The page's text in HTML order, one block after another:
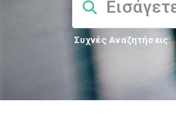
Συχνές Αναζητήσεις: